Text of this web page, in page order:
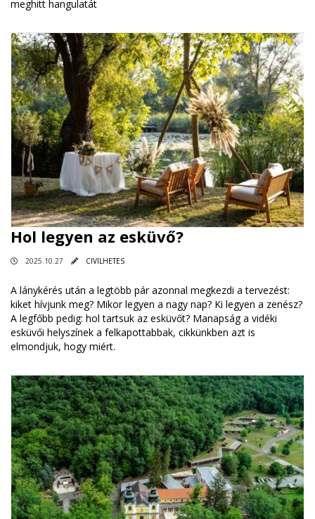
meghitt hangulatát
Hol legyen az esküvő?
2025.10.27 CIVILHETES
A lánykérés után a legtöbb pár azonnal megkezdi a tervezést:
kiket hívjunk meg? Mikor legyen a nagy nap? Ki legyen a zenész?
A legfőbb pedig: hol tartsuk az esküvőt? Manapság a vidéki
esküvői helyszínek a felkapottabbak, cikkünkben azt is
elmondjuk, hogy miért.